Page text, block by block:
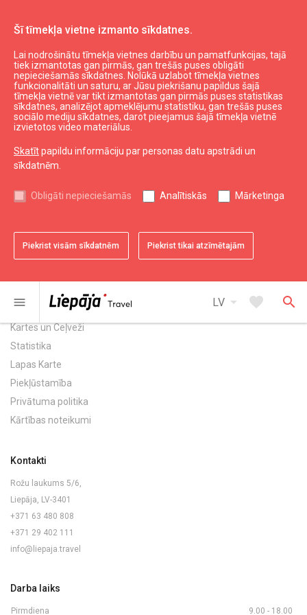
Šī tīmekļa vietne izmanto sīkdatnes.
Lai nodrošinātu tīmekļa vietnes darbību un pamatfunkcijas, tajā
tiek izmantotas gan pirmās, gan trešās puses obligāti
nepieciešamās sīkdatnes. Nolūkā uzlabot tīmekļa vietnes
funkcionalitāti un saturu, ar Jūsu piekrišanu papildus šajā
tīmekļa vietnē var tikt izmantotas gan pirmās puses statistikas
sīkdatnes, analizējot apmeklējumu statistiku, gan trešās puses
sociālo mediju sīkdatnes, darot pieejamus šajā tīmekļa vietnē
izvietotos video materiālus.
Skatītpapildu informāciju par personas datu apstrādi un
sīkdatnēm.
Obligāti nepieciešamās Analītiskās Mārketinga
Piekrist visām sīkdatnēm Piekrist tikai atzīmētajām
menu LV arrow_drop_down favorite search
Top!
Uz augšu expand_less
Informācija
Liepājas kultūra
Liepājas sports
Kurzemes tūrisms
Noderīgi
Kartes un Ceļveži
Statistika
Lapas Karte
Piekļūstamība
Privātuma politika
Kārtības noteikumi
Kontakti
Rožu laukums 5/6,
Liepāja, LV-3401
+371 63 480 808
+371 29 402 111
info@liepaja.travel
Darba laiks
Pirmdiena 9.00 - 18.00